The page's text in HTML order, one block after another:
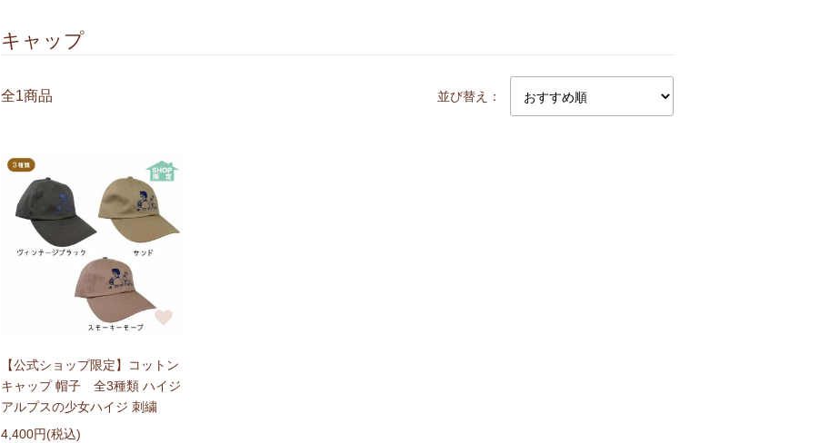
キャップ
全1商品 並び替え：
【公式ショップ限定】コットン
キャップ 帽子 全3種類 ハイジ
アルプスの少女ハイジ 刺繍
4,400円(税込)